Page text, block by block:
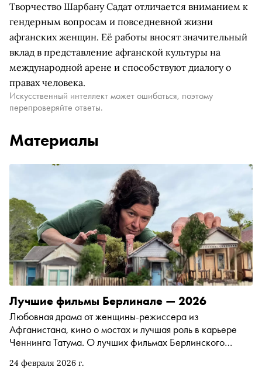
Творчество Шарбану Садат отличается вниманием к
гендерным вопросам и повседневной жизни
афганских женщин. Её работы вносят значительный
вклад в представление афганской культуры на
международной арене и способствуют диалогу о
правах человека.
Искусственный интеллект может ошибаться, поэтому
перепроверяйте ответы.
Материалы
24 февраля 2026 г.
Лучшие фильмы Берлинале — 2026
Любовная драма от женщины-режиссера из
Афганистана, кино о мостах и лучшая роль в карьере
Ченнинга Татума. О лучших фильмах Берлинского